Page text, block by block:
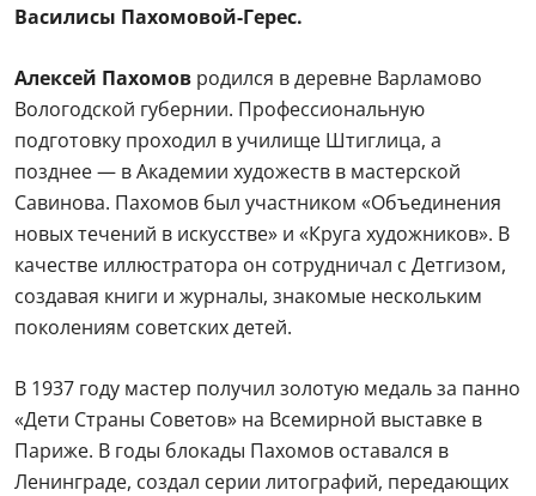
Василисы Пахомовой-Герес.
Алексей Пахомов родился в деревне Варламово
Вологодской губернии. Профессиональную
подготовку проходил в училище Штиглица, а
позднее — в Академии художеств в мастерской
Савинова. Пахомов был участником «Объединения
новых течений в искусстве» и «Круга художников». В
качестве иллюстратора он сотрудничал с Детгизом,
создавая книги и журналы, знакомые нескольким
поколениям советских детей.
В 1937 году мастер получил золотую медаль за панно
«Дети Страны Советов» на Всемирной выставке в
Париже. В годы блокады Пахомов оставался в
Ленинграде, создал серии литографий, передающих